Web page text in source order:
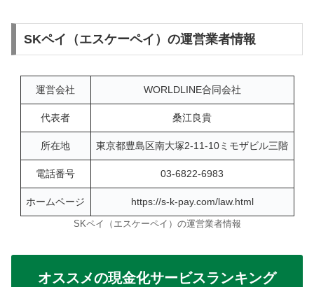
SKペイ（エスケーペイ）の運営業者情報
運営会社 WORLDLINE合同会社
代表者 桑江良貴
所在地 東京都豊島区南大塚2-11-10ミモザビル三階
電話番号 03-6822-6983
ホームページ https://s-k-pay.com/law.html
SKペイ（エスケーペイ）の運営業者情報
オススメの現金化サービスランキング